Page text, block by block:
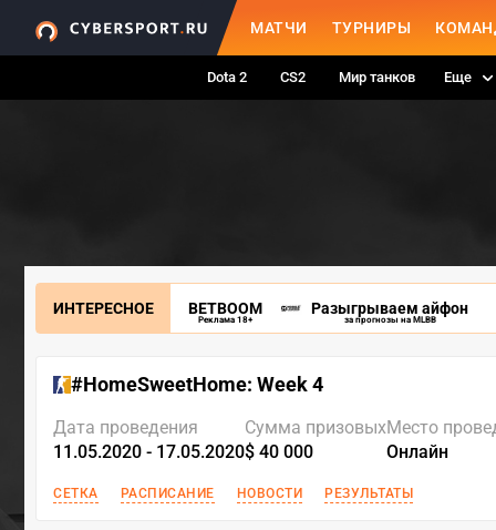
МАТЧИ ТУРНИРЫ
Dota 2 CS2 Мир танков Еще
ИНТЕРЕСНОЕ BETBOOM
Реклама 18+
Разыгрываем айфон
за прогнозы на MLBB
#HomeSweetHome: Week 4
Дата проведения
11.05.2020 - 17.05.2020
Сумма призовых
$ 40 000
Место
Онлайн
СЕТКА РАСПИСАНИЕ НОВОСТИ РЕЗУЛЬТАТЫ